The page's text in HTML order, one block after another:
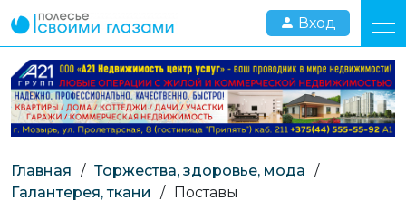
Вход
Главная / Торжества, здоровье, мода /
Галантерея, ткани
/ Поставы